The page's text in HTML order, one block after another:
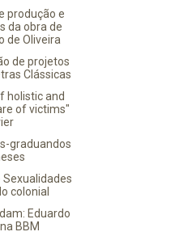
produção e
da obra de
de Oliveira
de projetos
Clássicas
holistic and
of victims"
graduandos
Sexualidades
colonial
Eduardo
BBM